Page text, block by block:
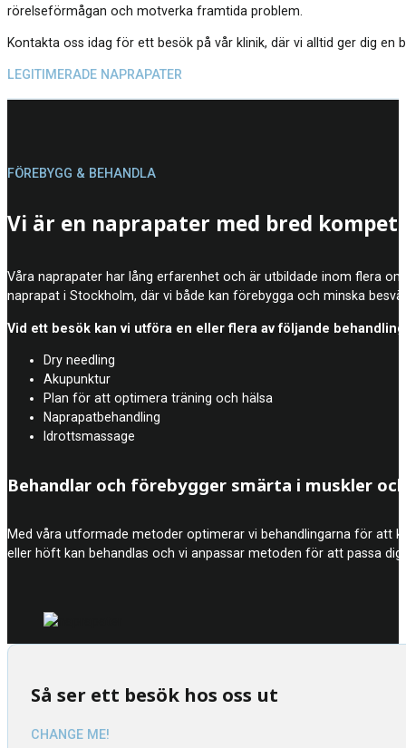
rörelseförmågan och motverka framtida problem.
Kontakta oss idag för ett besök på vår klinik, där vi alltid ger dig
LEGITIMERADE NAPRAPATER
Vi är en naprapater med bred
Våra naprapater har lång erfarenhet och är utbildade inom flera
naprapat i Stockholm, där vi både kan förebygga och minska
Vid ett besök kan vi utföra en eller flera av följande
Dry needling
Akupunktur
Plan för att optimera träning och hälsa
Naprapatbehandling
Idrottsmassage
Behandlar och förebygger smärta i muskler
Med våra utformade metoder optimerar vi behandlingarna för att
eller höft kan behandlas och vi anpassar metoden för att passa
FÖREBYGG & BEHANDLA
Så ser ett besök hos oss ut
CHANGE ME!